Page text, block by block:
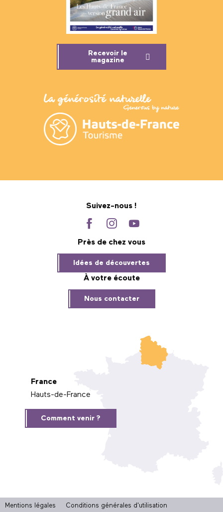
Recevoir le
magazine
Suivez-nous !
Près de chez vous
Idées de découvertes
À votre écoute
Nous contacter
France
Hauts-de-France
Comment venir ?
Mentions légales Conditions générales d'utilisation